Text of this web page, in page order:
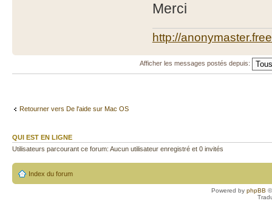
Merci
http://
Afficher les messages postés depuis:
Retourner vers De l'aide sur Mac OS
QUI EST EN LIGNE
Utilisateurs parcourant ce forum: Aucun utilisateur enregistré et 0 invités
Index du forum
Powered by phpBB